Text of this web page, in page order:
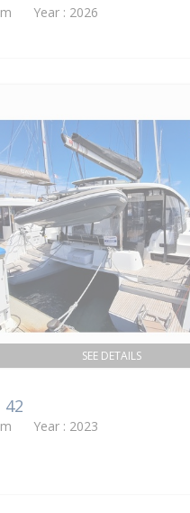
m Year : 2026
SEE DETAILS
42
m Year : 2023